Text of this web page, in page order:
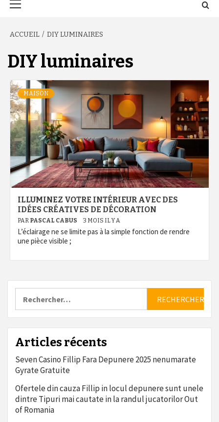
ACCUEIL DIY LUMINAIRES
DIY luminaires
MAISON
ILLUMINEZ VOTRE INTÉRIEUR AVEC DES
IDÉES CRÉATIVES DE DÉCORATION
PAR PASCAL CABUS 3 MOIS IL Y A
L’éclairage ne se limite pas à la simple fonction de rendre
une pièce visible ;
Articles récents
Seven Casino Fillip Fara Depunere 2025 nenumarate
Gyrate Gratuite
Ofertele din cauza Fillip in locul depunere sunt unele
dintre Tipuri mai cautate in la randul jucatorilor Out
of Romania